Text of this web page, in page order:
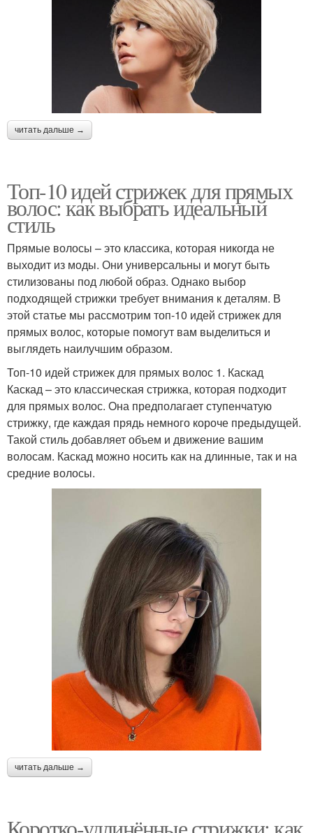
читать дальше →
Топ-10 идей стрижек для прямых
волос: как выбрать идеальный
стиль
Прямые волосы – это классика, которая никогда не
выходит из моды. Они универсальны и могут быть
стилизованы под любой образ. Однако выбор
подходящей стрижки требует внимания к деталям. В
этой статье мы рассмотрим топ-10 идей стрижек для
прямых волос, которые помогут вам выделиться и
выглядеть наилучшим образом.
Топ-10 идей стрижек для прямых волос 1. Каскад
Каскад – это классическая стрижка, которая подходит
для прямых волос. Она предполагает ступенчатую
стрижку, где каждая прядь немного короче предыдущей.
Такой стиль добавляет объем и движение вашим
волосам. Каскад можно носить как на длинные, так и на
средние волосы.
читать дальше →